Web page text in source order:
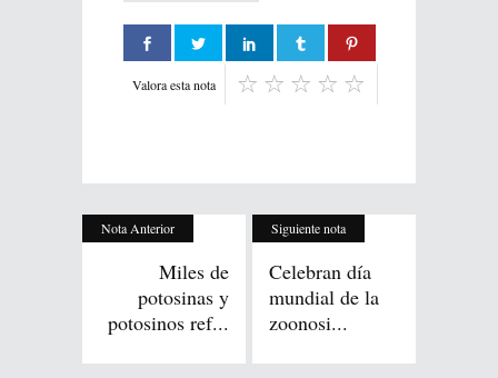
Valora esta nota
Nota Anterior
Miles de
potosinas y
potosinos ref...
Siguiente nota
Celebran día
mundial de la
zoonosi...